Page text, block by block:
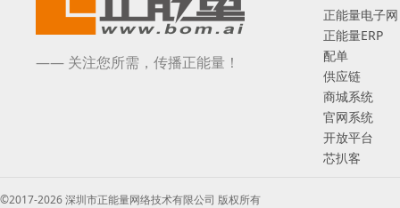
—— 关注您所需，传播正能量！
正能量电子网
正能量ERP
配单
供应链
商城系统
官网系统
开放平台
芯扒客
©2017-2026 深圳市正能量网络技术有限公司 版权所有